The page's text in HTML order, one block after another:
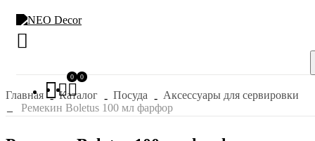
0 0
Главная Каталог Посуда
Аксессуары для сервировки
Ремекин Boletus 100 мл фарфор